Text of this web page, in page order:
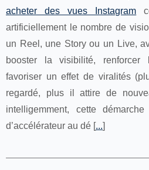
acheter des vues Instagram
artificiellement le nombre de
un Reel, une Story ou un Live,
booster la visibilité,
favoriser un effet de viralités
regardé, plus il attire de
intelligemment, cette
d’accélérateur au dé [...]